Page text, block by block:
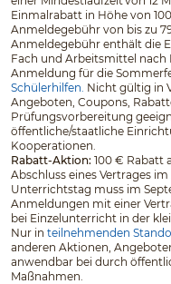
Einmalrabatt in Höhe von
Anmeldegebühr von bis zu
Anmeldegebühr enthält die
Fach und Arbeitsmittel nach
Anmeldung für die
Schülerhilfen. Nicht gültig in
Angeboten, Coupons,
Prüfungsvorbereitung
öffentliche/staatliche
Kooperationen.
Rabatt-Aktion: 100 € Rabatt
Abschluss eines Vertrages
Unterrichtstag muss im
Anmeldungen mit einer
bei Einzelunterricht in der
Nur in teilnehmenden
anderen Aktionen,
anwendbar bei durch
Maßnahmen.